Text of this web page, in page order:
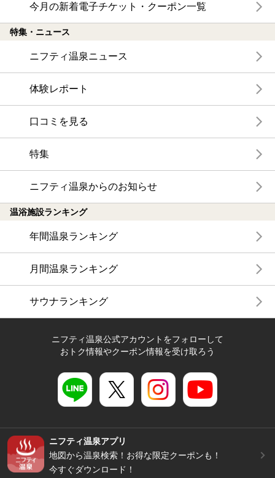
今月の新着電子チケット・クーポン一覧
特集・ニュース
ニフティ温泉ニュース
体験レポート
口コミを見る
特集
ニフティ温泉からのお知らせ
温浴施設ランキング
年間温泉ランキング
月間温泉ランキング
サウナランキング
ニフティ温泉公式アカウントをフォローして
おトク情報やクーポン情報を受け取ろう
ニフティ温泉アプリ
地図から温泉検索！お得な限定クーポンも！
今すぐダウンロード！